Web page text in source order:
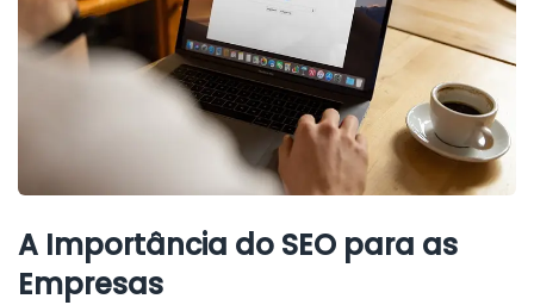
A Importância do SEO para as
Empresas